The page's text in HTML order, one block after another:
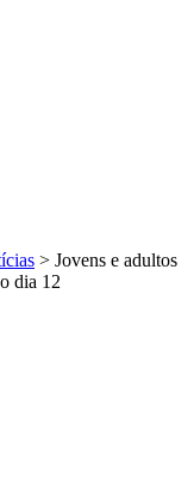
> Jovens e adultos
dia 12